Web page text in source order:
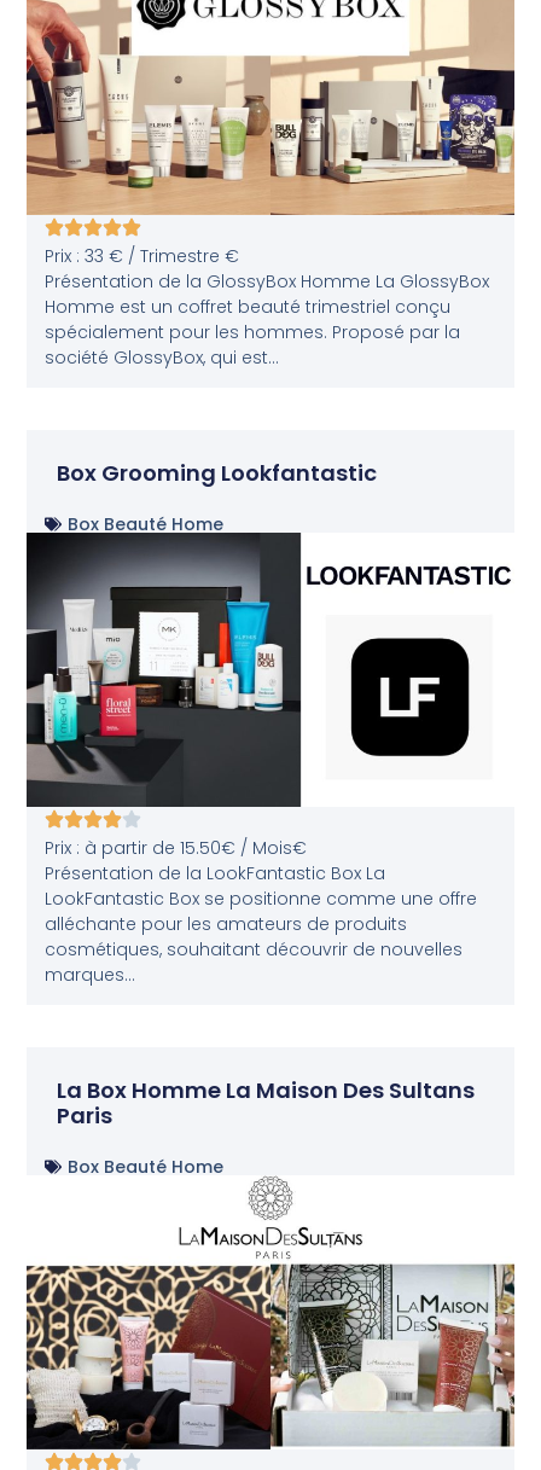
Prix : 33 € / Trimestre €
Présentation de la GlossyBox Homme La GlossyBox
Homme est un coffret beauté trimestriel conçu
spécialement pour les hommes. Proposé par la
société GlossyBox, qui est...
Box Grooming Lookfantastic
Box Beauté Home
Prix : à partir de 15.50€ / Mois€
Présentation de la LookFantastic Box La
LookFantastic Box se positionne comme une offre
alléchante pour les amateurs de produits
cosmétiques, souhaitant découvrir de nouvelles
marques...
La Box Homme La Maison Des Sultans
Paris
Box Beauté Home